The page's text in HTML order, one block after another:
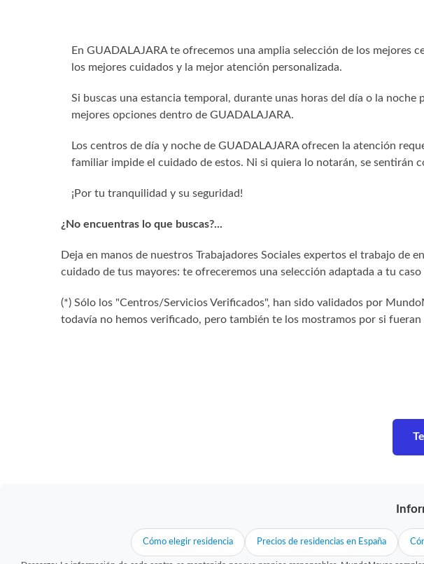
En GUADALAJARA te ofrecemos una amplia selección de los mejores
los mejores cuidados y la mejor atención personalizada.
Si buscas una estancia temporal, durante unas horas del día o la
mejores opciones dentro de GUADALAJARA.
Los centros de día y noche de GUADALAJARA ofrecen la atención
familiar impide el cuidado de estos. Ni si quiera lo notarán, se sentirán
¡Por tu tranquilidad y su seguridad!
¿No encuentras lo que buscas?...
Deja en manos de nuestros Trabajadores Sociales expertos el trabajo de
cuidado de tus mayores: te ofreceremos una selección adaptada a tu
(*) Sólo los "Centros/Servicios Verificados", han sido validados por
todavía no hemos verificado, pero también te los mostramos por si fueran
Cómo elegir residencia Precios de residencias en España